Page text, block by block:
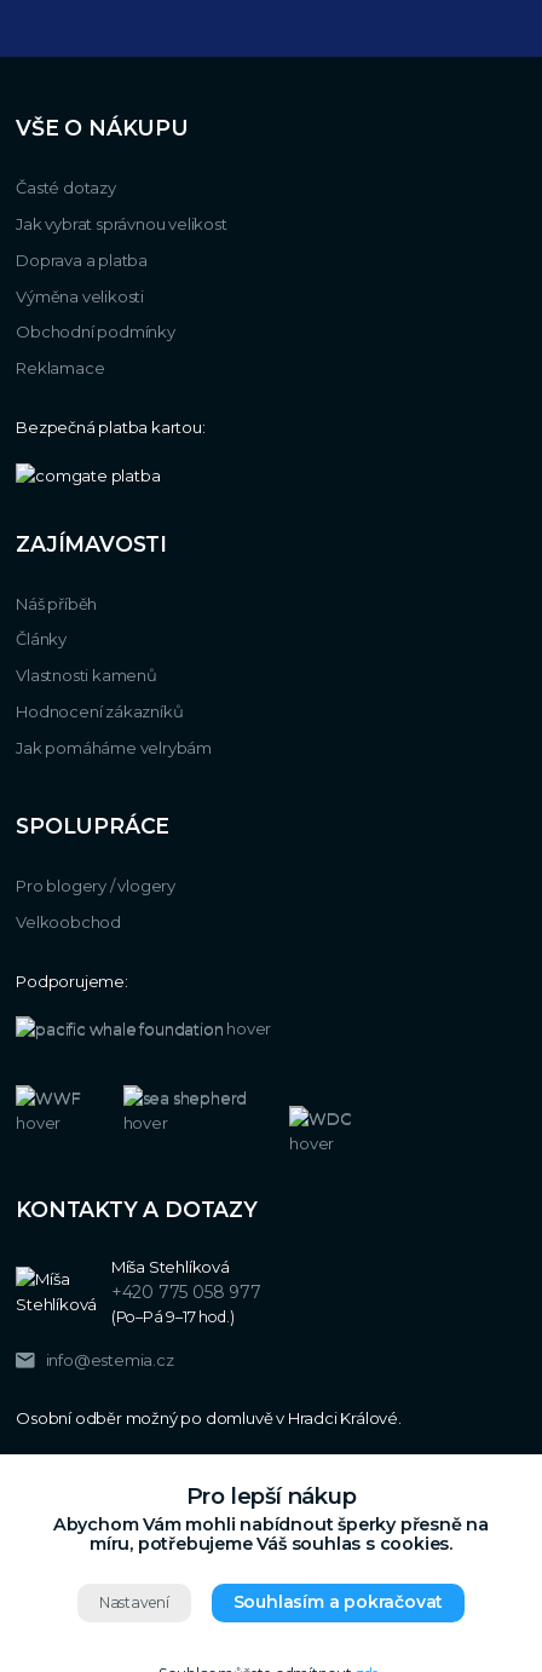
VŠE O NÁKUPU
Časté dotazy
Jak vybrat správnou velikost
Doprava a platba
Výměna velikosti
Obchodní podmínky
Reklamace
Bezpečná platba kartou:
ZAJÍMAVOSTI
Náš příběh
Články
Vlastnosti kamenů
Hodnocení zákazníků
Jak pomáháme velrybám
SPOLUPRÁCE
Pro blogery / vlogery
Velkoobchod
Podporujeme:
KONTAKTY A DOTAZY
Míša Stehlíková
+420 775 058 977
(Po–Pá 9–17 hod.)
info@estemia.cz
Pro lepší nákup
Abychom Vám mohli nabídnout šperky přesně na
míru, potřebujeme Váš souhlas s cookies.
Nastavení Souhlasím a pokračovat